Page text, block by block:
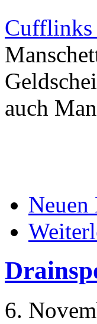
Cufflinks
auch
Neuen
6.